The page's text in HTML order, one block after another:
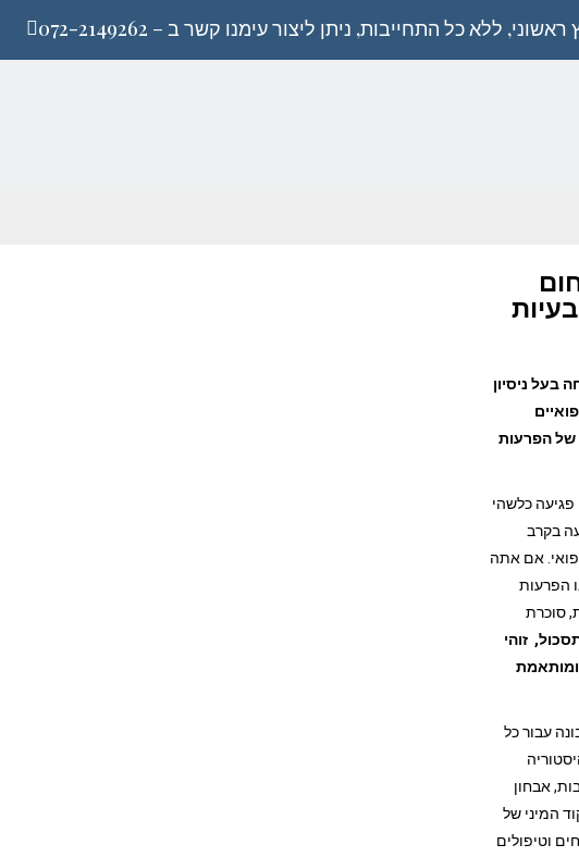
ללא כל התחייבות, ניתן ליצור עימנו קשר ב – 072-2149262
בעל ניסיון
של הפרעות
ירידה או פגיעה כלשהי
התופעה בקרב
אם אתה
הפרעות
סוכרת
זוהי
ומותאמת
עבור כל
אבחון
המיני של
וטיפולים